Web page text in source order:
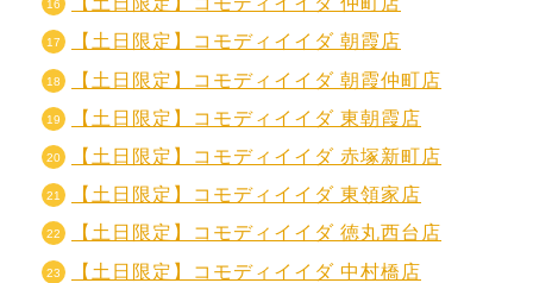
【土日限定】コモディイイダ 朝霞店
【土日限定】コモディイイダ 朝霞仲町店
【土日限定】コモディイイダ 東朝霞店
【土日限定】コモディイイダ 赤塚新町店
【土日限定】コモディイイダ 東領家店
【土日限定】コモディイイダ 徳丸西台店
【土日限定】コモディイイダ 中村橋店